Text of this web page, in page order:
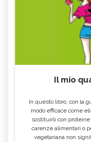
Il mio
In questo libro, con la
modo efficace come
sostituirli con
carenze alimentari o
vegetariana non